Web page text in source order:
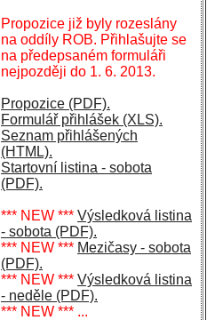
Propozice již byly rozeslány
na oddíly ROB. Přihlašujte se
na předepsaném formuláři
nejpozději do 1. 6. 2013.
Propozice (PDF).
Formulář přihlášek (XLS).
Seznam přihlášených
(HTML).
Startovní listina - sobota
(PDF).
*** NEW *** Výsledková listina
- sobota (PDF).
*** NEW *** Mezičasy - sobota
(PDF).
*** NEW *** Výsledková listina
- neděle (PDF).
*** NEW *** ...